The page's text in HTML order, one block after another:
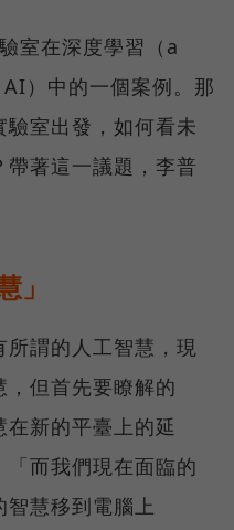
室在深度學習（a
）中的一個案例。那
室出發，如何看未
著這一議題，李普
」
謂的人工智慧，現
但首先要瞭解的
新的平臺上的延
而我們現在面臨的
慧移到電腦上